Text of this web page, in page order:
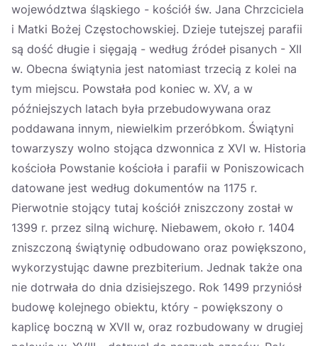
województwa śląskiego - kościół św. Jana Chrzciciela
i Matki Bożej Częstochowskiej. Dzieje tutejszej parafii
są dość długie i sięgają - według źródeł pisanych - XII
w. Obecna świątynia jest natomiast trzecią z kolei na
tym miejscu. Powstała pod koniec w. XV, a w
późniejszych latach była przebudowywana oraz
poddawana innym, niewielkim przeróbkom. Świątyni
towarzyszy wolno stojąca dzwonnica z XVI w. Historia
kościoła Powstanie kościoła i parafii w Poniszowicach
datowane jest według dokumentów na 1175 r.
Pierwotnie stojący tutaj kościół zniszczony został w
1399 r. przez silną wichurę. Niebawem, około r. 1404
zniszczoną świątynię odbudowano oraz powiększono,
wykorzystując dawne prezbiterium. Jednak także ona
nie dotrwała do dnia dzisiejszego. Rok 1499 przyniósł
budowę kolejnego obiektu, który - powiększony o
kaplicę boczną w XVII w, oraz rozbudowany w drugiej